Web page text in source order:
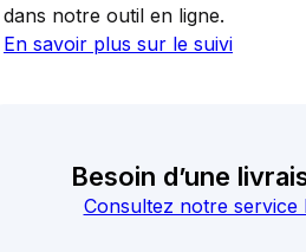
dans notre outil en ligne.
En savoir plus sur le suivi
Besoin d’une
Consultez notre service